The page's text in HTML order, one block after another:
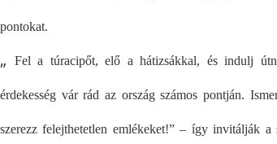
pontokat.
„ Fel a túracipőt, elő a hátizsákkal, és indulj
érdekesség vár rád az ország számos pontján.
szerezz felejthetetlen emlékeket!” – így invitálják a